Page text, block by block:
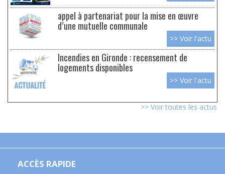
appel à partenariat pour la mise en œuvre
d’une mutuelle communale
>> Voir l'actu
Incendies en Gironde : recensement de
logements disponibles
>> Voir l'actu
>> Voir toutes les actus
ACCÈS RAPIDE